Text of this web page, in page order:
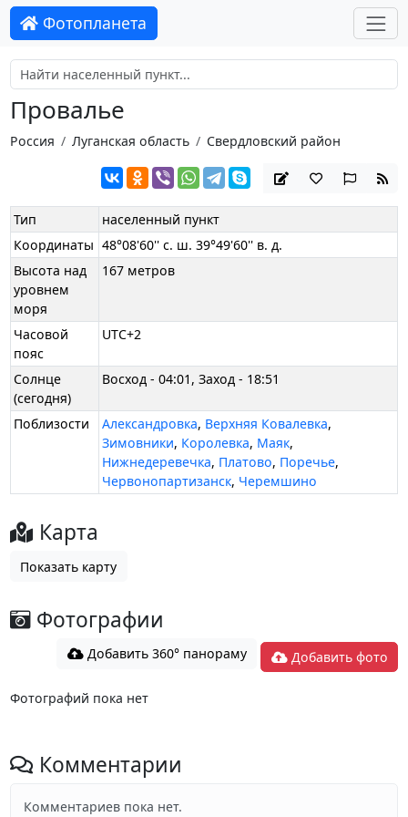
Фотопланета
Провалье
Россия Луганская область Свердловский район
Тип
населенный пункт
Координаты 48°08'60'' с. ш. 39°49'60'' в. д.
Высота над
уровнем
моря
167 метров
Часовой
пояс
UTC+2
Солнце
(сегодня)
Восход - 04:01, Заход - 18:51
Поблизости Александровка, Верхняя Ковалевка,
Зимовники, Королевка, Маяк,
Нижнедеревечка, Платово, Поречье,
Червонопартизанск, Черемшино
Карта
Показать карту
Фотографии
Добавить 360° панораму Добавить фото
Фотографий пока нет
Комментарии
Комментариев пока нет.